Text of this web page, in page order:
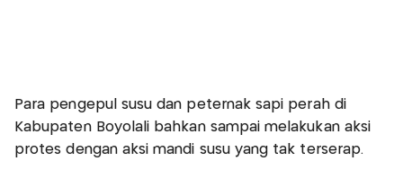
Para pengepul susu dan peternak sapi perah di
Kabupaten Boyolali bahkan sampai melakukan aksi
protes dengan aksi mandi susu yang tak terserap.